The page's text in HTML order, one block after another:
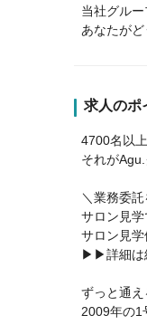
当社グルー
あなたが
求人のポ
4700名以
それがAgu.
＼業務委
サロン見
サロン見学
▶▶詳細は
ずっと通
2009年の1